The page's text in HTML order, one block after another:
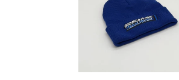
Mütze